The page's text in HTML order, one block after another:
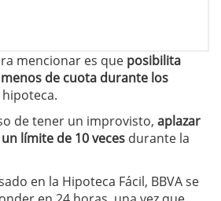
mencionar es que posibilita
de cuota durante los
hipoteca.
de tener un improvisto, aplazar
límite de 10 veces durante la
en la Hipoteca Fácil, BBVA se